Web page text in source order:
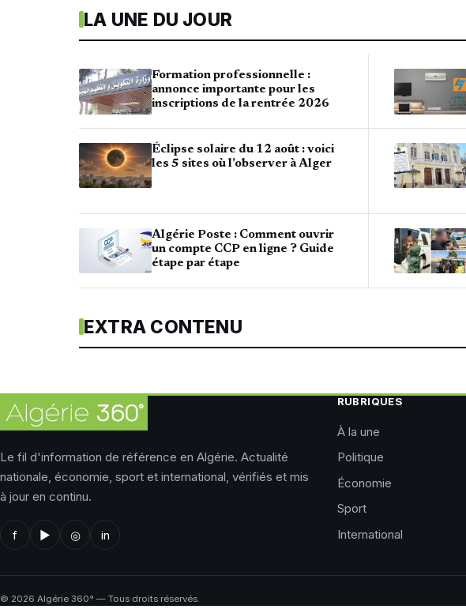
LA UNE DU JOUR
Formation professionnelle :
annonce importante pour les
inscriptions de la rentrée 2026
Éclipse solaire du 12 août : voici
les 5 sites où l’observer à Alger
Algérie Poste : Comment ouvrir
un compte CCP en ligne ? Guide
étape par étape
EXTRA CONTENU
Le fil d'information de référence en Algérie. Actualité
nationale, économie, sport et international, vérifiés et mis
à jour en continu.
f ▶ ◎ in
RUBRIQUES
À la une
Politique
Économie
Sport
International
© 2026 Algérie 360° — Tous droits réservés.